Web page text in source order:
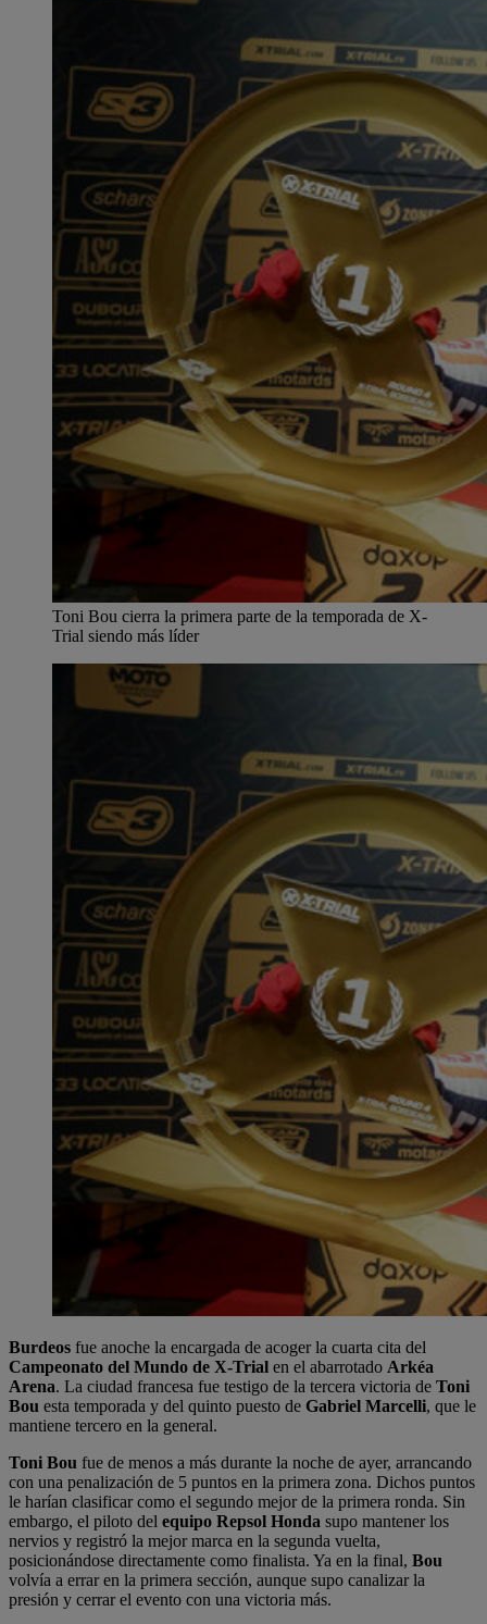
Toni Bou cierra la primera parte de la temporada de X-
Trial siendo más líder
Burdeos fue anoche la encargada de acoger la cuarta cita del
Campeonato del Mundo de X-Trial en el abarrotado Arkéa
Arena. La ciudad francesa fue testigo de la tercera victoria de Toni
Bou esta temporada y del quinto puesto de Gabriel Marcelli, que le
mantiene tercero en la general.
Toni Bou fue de menos a más durante la noche de ayer, arrancando
con una penalización de 5 puntos en la primera zona. Dichos puntos
le harían clasificar como el segundo mejor de la primera ronda. Sin
embargo, el piloto del equipo Repsol Honda supo mantener los
nervios y registró la mejor marca en la segunda vuelta,
posicionándose directamente como finalista. Ya en la final, Bou
volvía a errar en la primera sección, aunque supo canalizar la
presión y cerrar el evento con una victoria más.